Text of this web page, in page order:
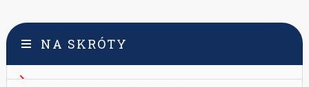
NA SKRÓTY